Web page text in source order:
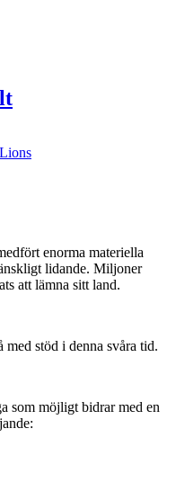
Lions
enorma materiella
lidande. Miljoner
att lämna sitt land.
stöd i denna svåra tid.
som möjligt bidrar med en